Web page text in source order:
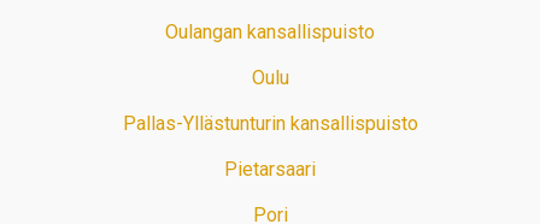
Oulangan kansallispuisto
Oulu
Pallas-Yllästunturin kansallispuisto
Pietarsaari
Pori